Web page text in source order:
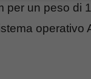
per un peso di
operativo